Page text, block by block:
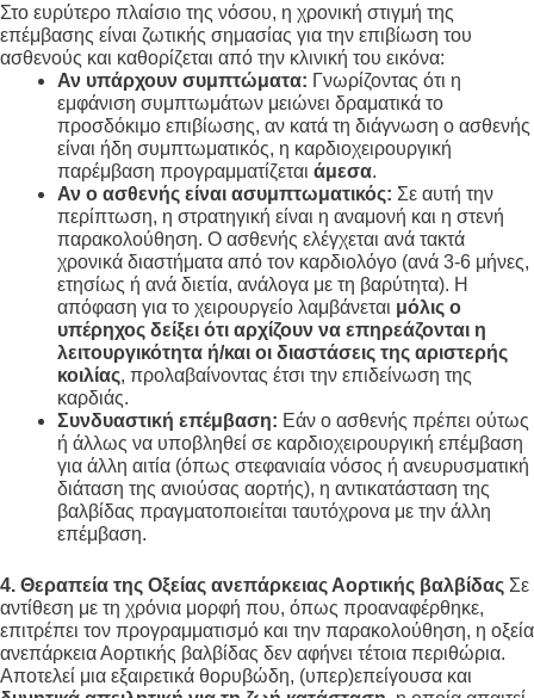
Στο ευρύτερο πλαίσιο της νόσου, η χρονική στιγμή της
επέμβασης είναι ζωτικής σημασίας για την επιβίωση του
ασθενούς και καθορίζεται από την κλινική του εικόνα:
Αν υπάρχουν συμπτώματα: Γνωρίζοντας ότι η
εμφάνιση συμπτωμάτων μειώνει δραματικά το
προσδόκιμο επιβίωσης, αν κατά τη διάγνωση ο ασθενής
είναι ήδη συμπτωματικός, η καρδιοχειρουργική
παρέμβαση προγραμματίζεται άμεσα.
Αν ο ασθενής είναι ασυμπτωματικός: Σε αυτή την
περίπτωση, η στρατηγική είναι η αναμονή και η στενή
παρακολούθηση. Ο ασθενής ελέγχεται ανά τακτά
χρονικά διαστήματα από τον καρδιολόγο (ανά 3-6 μήνες,
ετησίως ή ανά διετία, ανάλογα με τη βαρύτητα). Η
απόφαση για το χειρουργείο λαμβάνεται μόλις ο
υπέρηχος δείξει ότι αρχίζουν να επηρεάζονται η
λειτουργικότητα ή/και οι διαστάσεις της αριστερής
κοιλίας, προλαβαίνοντας έτσι την επιδείνωση της
καρδιάς.
Συνδυαστική επέμβαση: Εάν ο ασθενής πρέπει ούτως
ή άλλως να υποβληθεί σε καρδιοχειρουργική επέμβαση
για άλλη αιτία (όπως στεφανιαία νόσος ή ανευρυσματική
διάταση της ανιούσας αορτής), η αντικατάσταση της
βαλβίδας πραγματοποιείται ταυτόχρονα με την άλλη
επέμβαση.
4. Θεραπεία της Οξείας ανεπάρκειας Αορτικής βαλβίδας Σε
αντίθεση με τη χρόνια μορφή που, όπως προαναφέρθηκε,
επιτρέπει τον προγραμματισμό και την παρακολούθηση, η οξεία
ανεπάρκεια Αορτικής βαλβίδας δεν αφήνει τέτοια περιθώρια.
Αποτελεί μια εξαιρετικά θορυβώδη, (υπερ)επείγουσα και